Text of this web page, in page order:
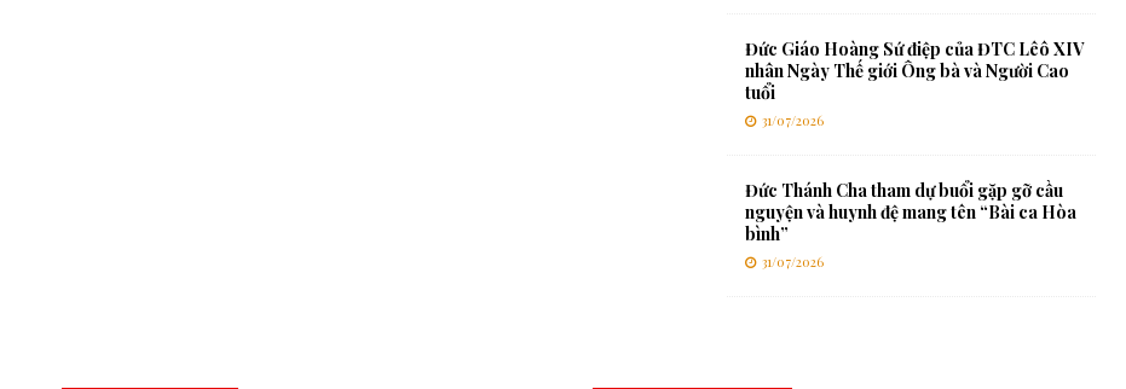
Đức Giáo Hoàng Sứ điệp của ĐTC Lêô XIV
nhân Ngày Thế giới Ông bà và Người Cao
tuổi
31/07/2026
Đức Thánh Cha tham dự buổi gặp gỡ cầu
nguyện và huynh đệ mang tên “Bài ca Hòa
bình”
31/07/2026